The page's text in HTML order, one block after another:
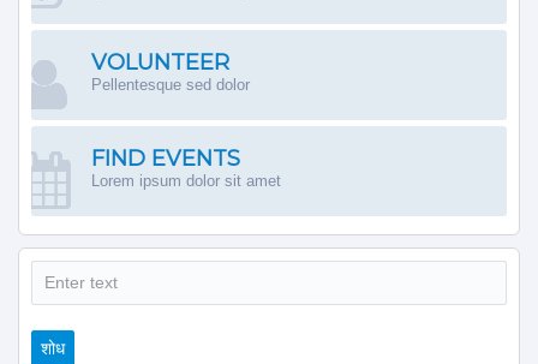
VOLUNTEER
Pellentesque sed dolor
FIND EVENTS
Lorem ipsum dolor sit amet
शोध
शोध